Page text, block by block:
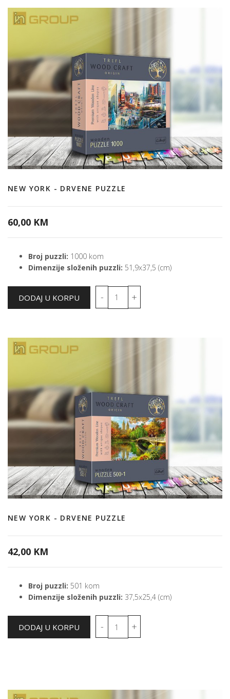
NEW YORK - DRVENE PUZZLE
60,00 KM
Broj puzzli: 1000 kom
Dimenzije složenih puzzli: 51,9x37,5 (cm)
NEW YORK - DRVENE PUZZLE
42,00 KM
Broj puzzli: 501 kom
Dimenzije složenih puzzli: 37,5x25,4 (cm)